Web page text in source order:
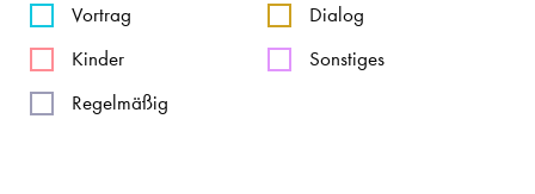
Vortrag
Dialog
Kinder
Sonstiges
Regelmäßig